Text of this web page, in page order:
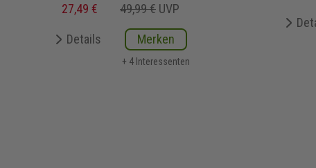
27,49 €
49,99 € UVP
Details Merken
+ 4 Interessenten